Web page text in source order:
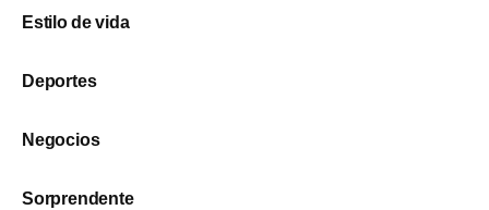
Estilo de vida
Deportes
Negocios
Sorprendente